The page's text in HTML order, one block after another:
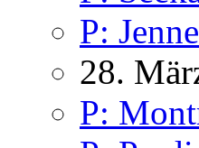
P:
28.
P: